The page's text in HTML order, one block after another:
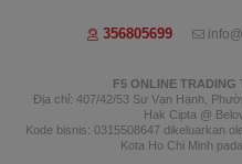
356805699
F5 ONLINE TRADING
Địa chỉ: 407/42/53 Sư Vạn Hạnh,
Hak Cipta @
Kode bisnis: 0315508647 dikeluarkan
Kota Ho Chi Minh